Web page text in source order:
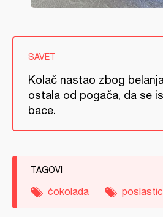
SAVET
Kolač nastao zbog
ostala od pogača, da se
bace.
TAGOVI
čokolada